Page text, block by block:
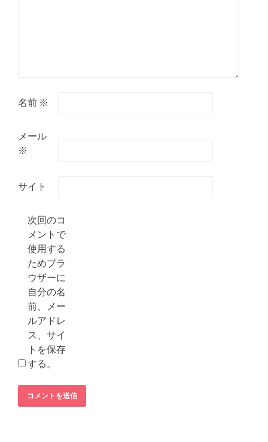
名前 ※
メール
※
サイト
次回のコ
メントで
使用する
ためブラ
ウザーに
自分の名
前、メー
ルアドレ
ス、サイ
トを保存
する。